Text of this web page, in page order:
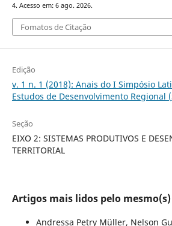
4. Acesso em: 6 ago. 2026.
Fomatos de Citação
Edição
v. 1 n. 1 (2018): Anais do I Simpósio
Estudos de Desenvolvimento Regional
Seção
EIXO 2: SISTEMAS PRODUTIVOS E
TERRITORIAL
Artigos mais lidos pelo
Andressa Petry Müller, Nelson